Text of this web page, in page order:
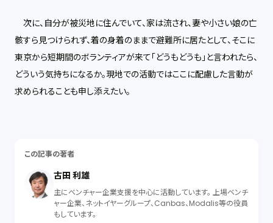
次に、自分が被災地に住んでいて、家は流され、妻や小さい娘の亡
骸すら見つけられず、着の身着のままで避難所に居たとして、そこに
東京から短期間のボランティアが来て「どうもどうも」と言われたら、
どういう気持ちになるか。現地での活動ではここに配慮した言動が
求められることも申し添えたい。
この記事の著者
古田 利雄
主にベンチャー企業支援を中心に活動しています。 上場ベンチ
ャー企業、ネットイヤーグループ、Canbas、Modalis等の役員
もしています。